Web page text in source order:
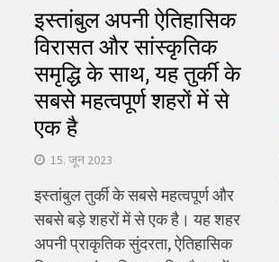
इस्तांबुल अपनी ऐतिहासिक
विरासत और सांस्कृतिक
समृद्धि के साथ, यह तुर्की के
सबसे महत्वपूर्ण शहरों में से
एक है
15. जून 2023
इस्तांबुल तुर्की के सबसे महत्वपूर्ण और
सबसे बड़े शहरों में से एक है। यह शहर
अपनी प्राकृतिक सुंदरता, ऐतिहासिक